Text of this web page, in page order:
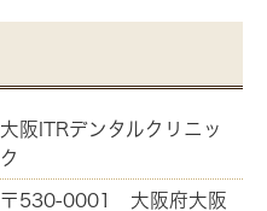
大阪ITRデンタルクリニッ
ク
〒530-0001 大阪府大阪